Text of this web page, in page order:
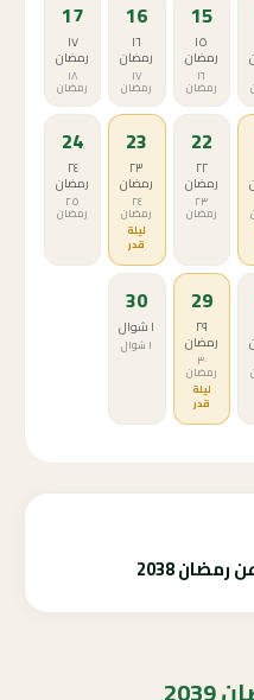
15
١٥
رمضان
١٦
رمضان
16
١٦
رمضان
١٧
رمضان
17
١٧
رمضان
١٨
رمضان
22
٢٢
رمضان
٢٣
رمضان
23
٢٣
رمضان
٢٤
رمضان
ليلة
قدر
24
٢٤
رمضان
٢٥
رمضان
29
٢٩
رمضان
٣٠
رمضان
ليلة
قدر
30
١ شوال
١ شوال